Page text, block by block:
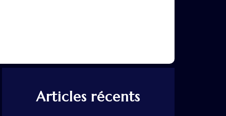
Articles récents